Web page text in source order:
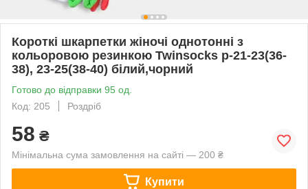
Короткі шкарпетки жіночі однотонні з
кольоровою резинкою Twinsocks р-21-23(36-
38), 23-25(38-40) білий,чорний
Готово до відправки 95 од.
Код: 205
Роздріб
58 ₴
Мінімальна сума замовлення на сайті — 200 ₴
Купити